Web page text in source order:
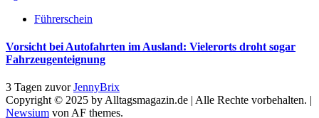
Führerschein
Vorsicht bei Autofahrten im Ausland: Vielerorts droht sogar
Fahrzeugenteignung
3 Tagen zuvorJennyBrix
Copyright © 2025 by Alltagsmagazin.de | Alle Rechte vorbehalten. |
Newsium von AF themes.